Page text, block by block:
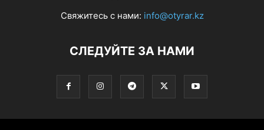
Свяжитесь с нами: info@otyrar.kz
СЛЕДУЙТЕ ЗА НАМИ